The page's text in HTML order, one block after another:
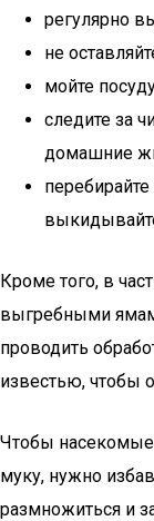
регулярно
не
мойте
следите за
домашние
Кроме того, в
выгребными
проводить
известью, чтобы
Чтобы насекомые
муку, нужно
размножиться и